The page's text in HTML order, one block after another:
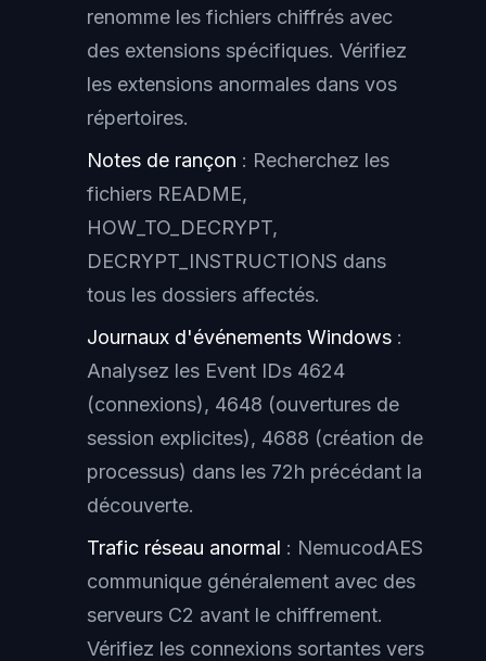
renomme les fichiers chiffrés avec
des extensions spécifiques. Vérifiez
les extensions anormales dans vos
répertoires.
Notes de rançon : Recherchez les
fichiers README,
HOW_TO_DECRYPT,
DECRYPT_INSTRUCTIONS dans
tous les dossiers affectés.
Journaux d'événements Windows :
Analysez les Event IDs 4624
(connexions), 4648 (ouvertures de
session explicites), 4688 (création de
processus) dans les 72h précédant la
découverte.
Trafic réseau anormal : NemucodAES
communique généralement avec des
serveurs C2 avant le chiffrement.
Vérifiez les connexions sortantes vers